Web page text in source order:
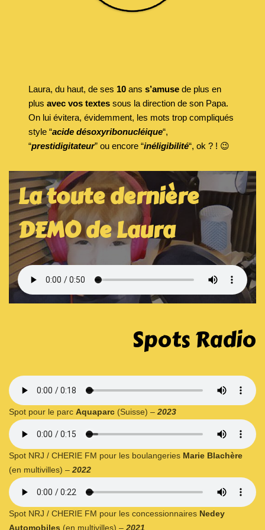
Laura, du haut, de ses 10 anss’amuse de plus en
plusavec vos textes sous la direction de son Papa.
On lui évitera, évidemment, les mots trop compliqués
style “acide désoxyribonucléique“,
“prestidigitateur” ou encore “inéligibilité“, ok ? ! 😉
La toute dernière
DEMO de Laura
Spots Radio
Spot pour le parc Aquaparc (Suisse) – 2023
Spot NRJ / CHERIE FM pour les boulangeries Marie Blachère
(en multivilles) – 2022
Spot NRJ / CHERIE FM pour les concessionnaires Nedey
Automobiles (en multivilles) – 2021